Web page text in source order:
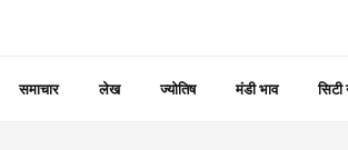
समाचार लेख ज्योतिष मंडी भाव